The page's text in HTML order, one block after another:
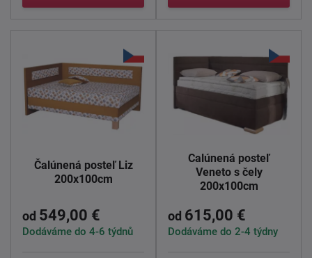
Čalúnená posteľ Liz
200x100cm
od 549,00 €
Dodáváme do 4-6 týdnů
Čalúnená posteľ
Veneto s čely
200x100cm
od 615,00 €
Dodáváme do 2-4 týdny